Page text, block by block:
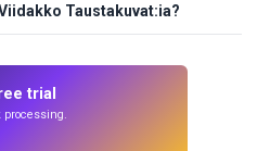
Taustakuvat:ia?
trial
processing.